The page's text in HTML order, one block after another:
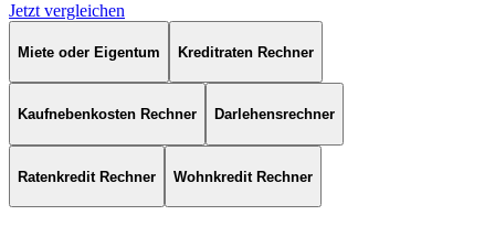
Jetzt vergleichen
Miete oder Eigentum Kreditraten Rechner
Kaufnebenkosten Rechner Darlehensrechner
Ratenkredit Rechner Wohnkredit Rechner